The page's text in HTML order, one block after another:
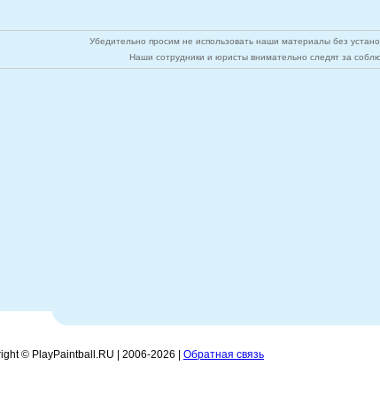
Убедительно просим не использовать наши материалы без
Наши сотрудники и юристы внимательно следят за
© PlayPaintball.RU | 2006-2026 | Обратная связь